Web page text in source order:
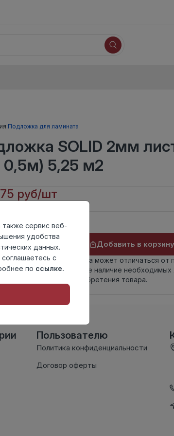
Подложка для ламината
SOLID 2мм
0,5м) 5,25 м2
руб/шт
1060 шт
Добавить в корзину
Внешний вид товара может отличаться от
сайте. Проверяйте наличие необходимых
в момент приобретения товара.
Пользователю
Политика конфиденциальности
Договор оферты
также сервис веб-
удобства
данных.
с
по ссылке.